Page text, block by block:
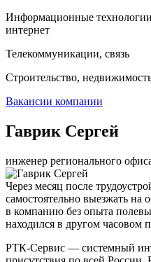
Информационные
интернет
Телекоммуникации, связь
Строительство,
Вакансии компании
Гаврик Сергей
инженер регионального
Через месяц после
самостоятельно выезжать на
в компанию без опыта
находился в другом часовом
РТК-Сервис — системный